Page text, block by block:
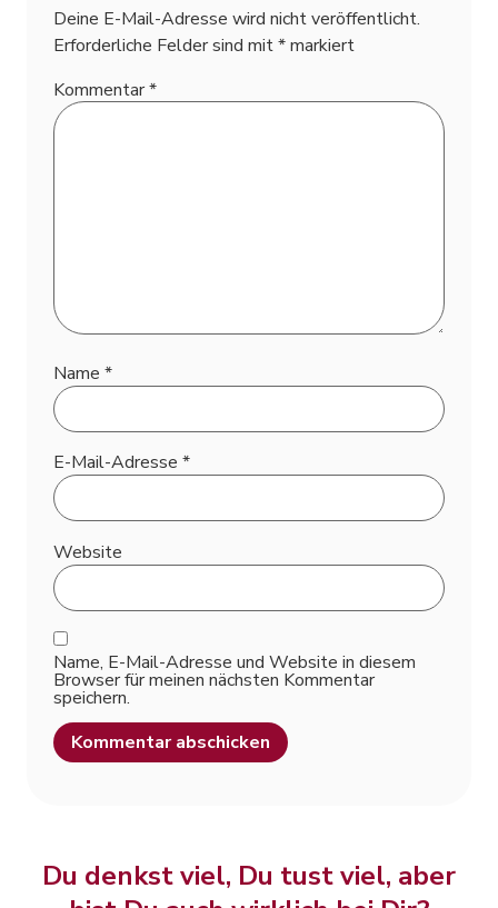
Deine E-Mail-Adresse wird nicht veröffentlicht.
Erforderliche Felder sind mit*markiert
Kommentar*
Name *
E-Mail-Adresse *
Website
Name, E-Mail-Adresse und Website in diesem
Browser für meinen nächsten Kommentar
speichern.
Du denkst viel, Du tust viel, aber